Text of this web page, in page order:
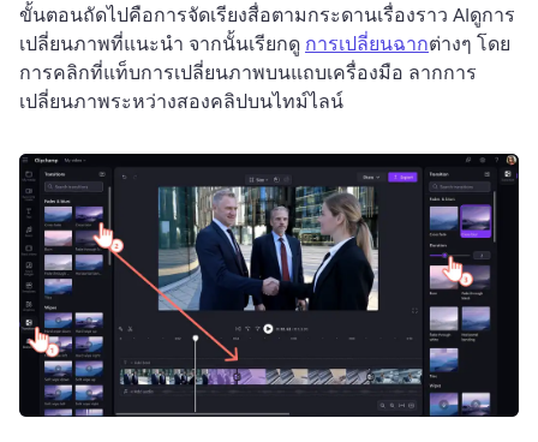
ขั้นตอนถัดไปคือการจัดเรียงสื่อตามกระดานเรื่องราว AIดูการ
เปลี่ยนภาพที่แนะนำ จากนั้นเรียกดู การเปลี่ยนฉากต่างๆ โดย
การคลิกที่แท็บการเปลี่ยนภาพบนแถบเครื่องมือ ลากการ
เปลี่ยนภาพระหว่างสองคลิปบนไทม์ไลน์